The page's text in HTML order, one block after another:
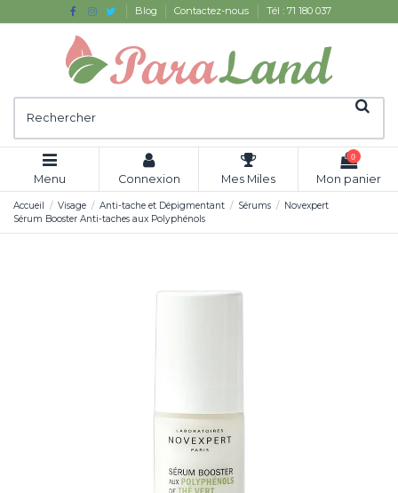
Blog Contactez-nous Tél : 71 180 037
Menu Connexion Mes Miles
0
Mon panier
Accueil Visage Anti-tache et Dépigmentant Sérums
Novexpert
Sérum Booster Anti-taches aux Polyphénols